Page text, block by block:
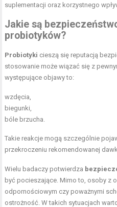
suplementacji oraz korzystnego
Jakie są
probiotyków?
Probiotyki cieszą się reputacją
stosowanie może wiązać się z
występujące objawy to:
wzdęcia,
biegunki,
bóle brzucha.
Takie reakcje mogą szczególnie
przekroczeniu rekomendowanej
Wielu badaczy potwierdza
być pocieszające. Mimo to, osoby z
odpornościowym czy poważnymi
ostrożność. W takich sytuacjach